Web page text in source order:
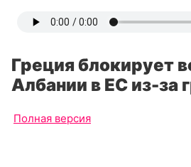
Греция блокирует
Албании в ЕС из-за
Полная версия